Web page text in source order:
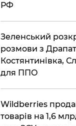
РФ
Зеленський
розмови з
Костянтинівка,
для ППО
Wildberries
товарів на 1,6